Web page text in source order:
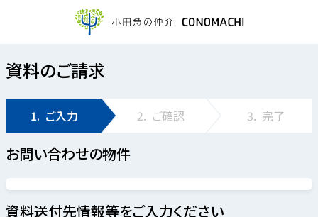
資料のご請求
1. ご入力 2. ご確認 3. 完了
お問い合わせの物件
資料送付先情報等をご入力ください